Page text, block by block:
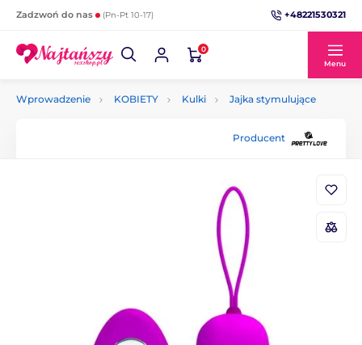
Zadzwoń do nas (Pn-Pt 10-17) +48221530321
0
Menu
Wprowadzenie KOBIETY Kulki Jajka stymulujące
Producent